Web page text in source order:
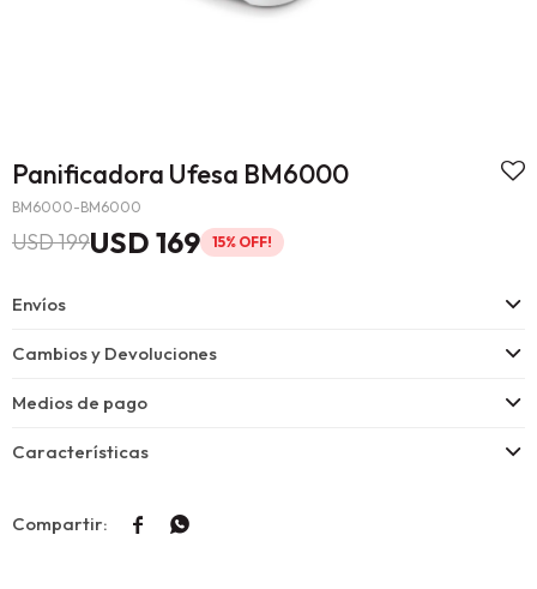
Panificadora Ufesa BM6000
BM6000-BM6000
USD 169
USD199 15
Envíos
Cambios y Devoluciones
Medios de pago
Características
 